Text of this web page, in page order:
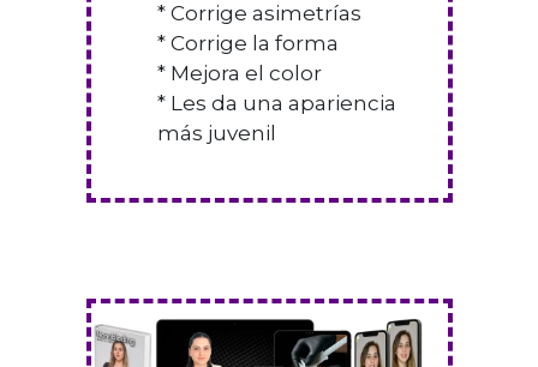
* Corrige asimetrías
* Corrige la forma
* Mejora el color
* Les da una apariencia
más juvenil